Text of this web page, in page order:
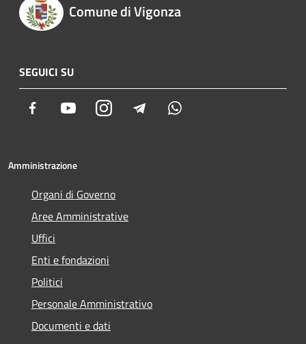
Comune di Vigonza
SEGUICI SU
Facebook YoutubeInstagram Telegram
Amministrazione
Organi di Governo
Aree Amministrative
Uffici
Enti e fondazioni
Politici
Personale Amministrativo
Documenti e dati